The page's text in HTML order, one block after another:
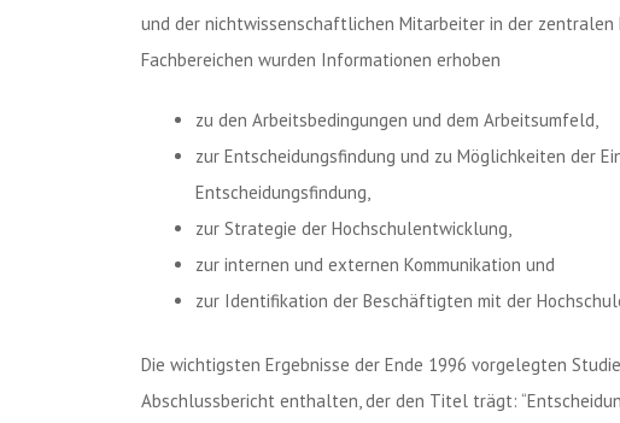
und der nichtwissenschaftlichen Mitarbeiter in der
Fachbereichen wurden Informationen erhoben
zu den Arbeitsbedingungen und dem Arbeitsumfeld,
zur Entscheidungsfindung und zu Möglichkeiten der
Entscheidungsfindung,
zur Strategie der Hochschulentwicklung,
zur internen und externen Kommunikation und
zur Identifikation der Beschäftigten mit der
Die wichtigsten Ergebnisse der Ende 1996 vorgelegten
Abschlussbericht enthalten, der den Titel trägt: